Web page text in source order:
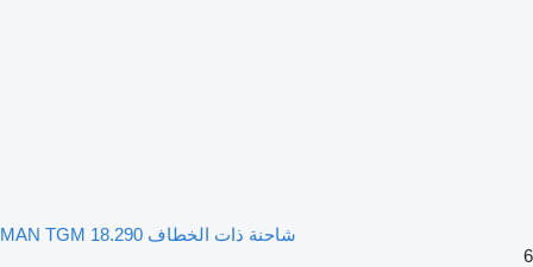
شاحنة ذات الخطاف MAN TGM 18.290
6